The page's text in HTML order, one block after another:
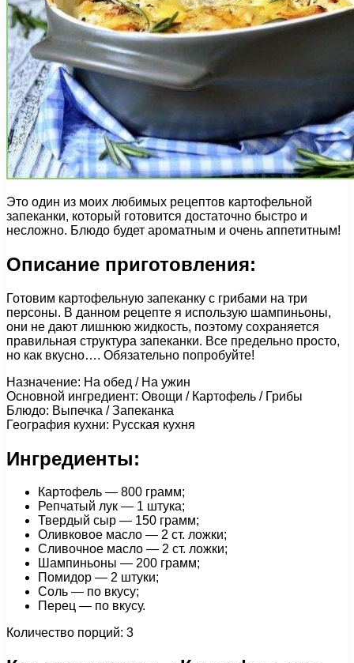
Это один из моих любимых рецептов картофельной
запеканки, который готовится достаточно быстро и
несложно. Блюдо будет ароматным и очень аппетитным!
Описание приготовления:
Готовим картофельную запеканку с грибами на три
персоны. В данном рецепте я использую шампиньоны,
они не дают лишнюю жидкость, поэтому сохраняется
правильная структура запеканки. Все предельно просто,
но как вкусно…. Обязательно попробуйте!
Назначение: На обед / На ужин
Основной ингредиент: Овощи / Картофель / Грибы
Блюдо: Выпечка / Запеканка
География кухни: Русская кухня
Ингредиенты:
Картофель — 800 грамм;
Репчатый лук — 1 штука;
Твердый сыр — 150 грамм;
Оливковое масло — 2 ст. ложки;
Сливочное масло — 2 ст. ложки;
Шампиньоны — 200 грамм;
Помидор — 2 штуки;
Соль — по вкусу;
Перец — по вкусу.
Количество порций: 3